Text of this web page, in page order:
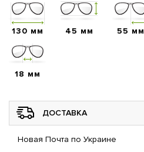
130 мм 45 мм 55 мм
18 мм
ДОСТАВКА
Новая Почта по Украине